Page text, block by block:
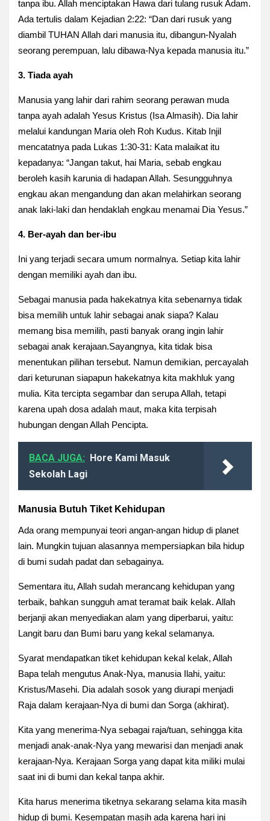
tanpa ibu. Allah menciptakan Hawa dari tulang rusuk Adam.
Ada tertulis dalam Kejadian 2:22: “Dan dari rusuk yang
diambil TUHAN Allah dari manusia itu, dibangun-Nyalah
seorang perempuan, lalu dibawa-Nya kepada manusia itu.”
3. Tiada ayah
Manusia yang lahir dari rahim seorang perawan muda
tanpa ayah adalah Yesus Kristus (Isa Almasih). Dia lahir
melalui kandungan Maria oleh Roh Kudus. Kitab Injil
mencatatnya pada Lukas 1:30-31: Kata malaikat itu
kepadanya: “Jangan takut, hai Maria, sebab engkau
beroleh kasih karunia di hadapan Allah. Sesungguhnya
engkau akan mengandung dan akan melahirkan seorang
anak laki-laki dan hendaklah engkau menamai Dia Yesus.”
4. Ber-ayah dan ber-ibu
Ini yang terjadi secara umum normalnya. Setiap kita lahir
dengan memiliki ayah dan ibu.
Sebagai manusia padahakekatnya kita sebenarnya tidak
bisa memilih untuk lahir sebagai anak siapa? Kalau
memang bisa memilih, pasti banyak orang ingin lahir
sebagai anak kerajaan.Sayangnya, kita tidak bisa
menentukan pilihan tersebut. Namun demikian, percayalah
dari keturunan siapapun hakekatnya kita makhluk yang
mulia. Kita tercipta segambar dan serupa Allah, tetapi
karena upah dosa adalah maut, maka kita terpisah
hubungan dengan Allah Pencipta.
BACA JUGA:
Hore Kami Masuk
Sekolah Lagi
Manusia Butuh Tiket Kehidupan
Ada orang mempunyai teori angan-angan hidup di planet
lain. Mungkin tujuan alasannya mempersiapkan bila hidup
di bumi sudah padat dan sebagainya.
Sementara itu, Allah sudah merancang kehidupan yang
terbaik, bahkan sungguh amat teramat baik kelak. Allah
berjanji akan menyediakan alam yang diperbarui, yaitu:
Langit baru dan Bumi baru yang kekal selamanya.
Syarat mendapatkan tiket kehidupan kekal kelak, Allah
Bapa telah mengutus Anak-Nya, manusia Ilahi, yaitu:
Kristus/Masehi. Dia adalah sosok yang diurapi menjadi
Raja dalam kerajaan-Nya di bumi dan Sorga (akhirat).
Kita yang menerima-Nya sebagai raja/tuan, sehingga kita
menjadi anak-anak-Nya yang mewarisi dan menjadi anak
kerajaan-Nya. Kerajaan Sorga yang dapat kita miliki mulai
saat ini di bumi dan kekal tanpa akhir.
Kita harus menerima tiketnya sekarang selama kita masih
hidup di bumi. Kesempatan masih ada karena hari ini